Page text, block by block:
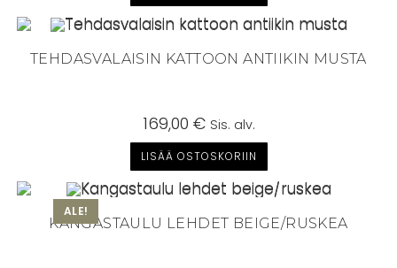
TEHDASVALAISIN KATTOON ANTIIKIN MUSTA
169,00 € Sis. alv.
LISÄÄ OSTOSKORIIN
ALE!
KANGASTAULU LEHDET BEIGE/RUSKEA